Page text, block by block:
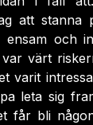
att stanna
ensam och
värt
varit
leta sig
får bli